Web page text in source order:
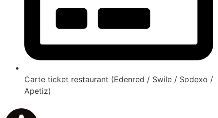
Carte ticket restaurant (Edenred / Swile / Sodexo /
Apetiz)